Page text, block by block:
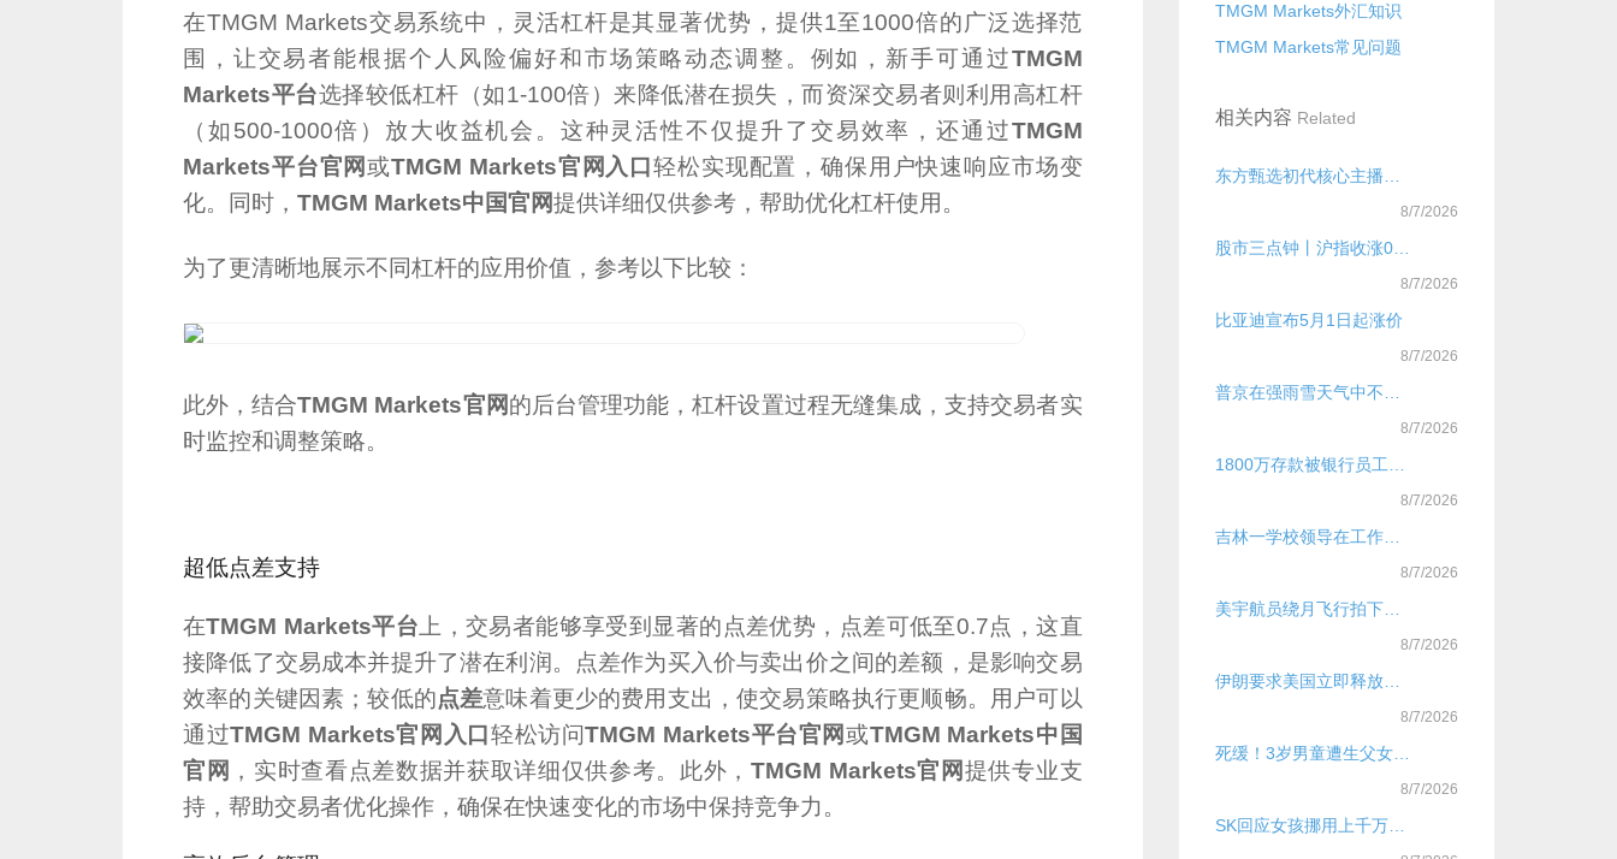
在TMGM Markets交易系统中，灵活杠杆是其显著优势，提供1至1000倍的广泛选择范
围，让交易者能根据个人风险偏好和市场策略动态调整。例如，新手可通过TMGM
Markets平台选择较低杠杆（如1-100倍）来降低潜在损失，而资深交易者则利用高杠杆
（如500-1000倍）放大收益机会。这种灵活性不仅提升了交易效率，还通过TMGM
Markets平台官网或TMGM Markets官网入口轻松实现配置，确保用户快速响应市场变
化。同时， TMGM Markets中国官网提供详细仅供参考，帮助优化杠杆使用。
为了更清晰地展示不同杠杆的应用价值，参考以下比较：
此外，结合TMGM Markets官网的后台管理功能，杠杆设置过程无缝集成，支持交易者实
时监控和调整策略。
超低点差支持
在TMGM Markets平台 上，交易者能够享受到显著的点差优势，点差可低至0.7点，这直
接降低了交易成本并提升了潜在利润。点差作为买入价与卖出价之间的差额，是影响交易
效率的关键因素；较低的点差意味着更少的费用支出，使交易策略执行更顺畅。用户可以
通过TMGM Markets官网入口 轻松访问TMGM Markets平台官网或TMGM Markets中国
官网 ，实时查看点差数据并获取详细仅供参考。此外，TMGM Markets官网提供专业支
持，帮助交易者优化操作，确保在快速变化的市场中保持竞争力。
TMGM Markets外汇知识
TMGM Markets常见问题
相关内容 Related
8/7/2026
股市三点钟丨沪指收涨0.71%，重返4100点！A股近4000股飘红
8/7/2026
比亚迪宣布5月1日起涨价
8/7/2026
8/7/2026
8/7/2026
吉林一学校领导在工作群发“亲密消息” 引质疑 校方回应：是误发，已批评
8/7/2026
美宇航员绕月飞行拍下罕见“地落”：蓝色地球悄然躲进月球背后
8/7/2026
伊朗要求美国立即释放被扣押船只及人员
8/7/2026
死缓！3岁男童遭生父女友虐待致死案一审宣判
8/7/2026
SK回应女孩挪用上千万打赏主播